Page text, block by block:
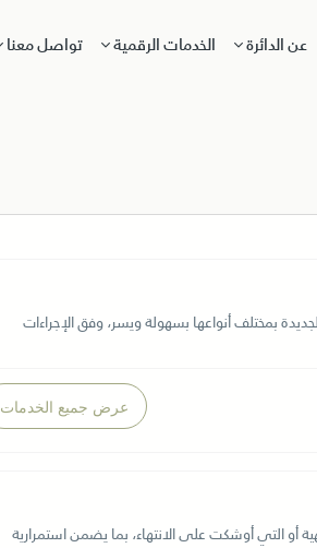
عن الدائرة الخدمات الرقمية تواصل معنا
بمختلف أنواعها بسهولة ويسر، وفق الإجراءات
عرض جميع الخدمات
أو التي أوشكت على الانتهاء، بما يضمن استمرارية